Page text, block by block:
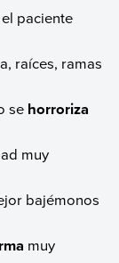
paciente
raíces, ramas
se horroriza
muy
bajémonos
muy